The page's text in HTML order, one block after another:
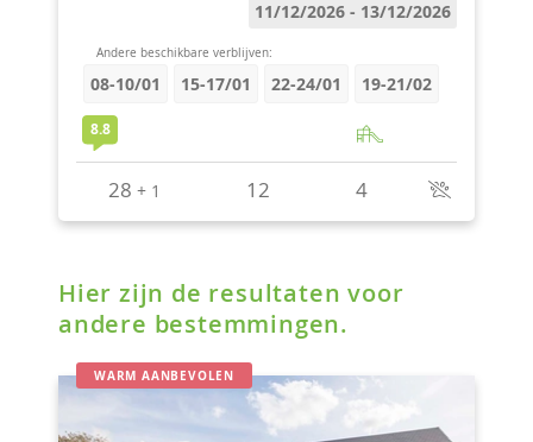
Hier zijn de resultaten voor
andere bestemmingen.